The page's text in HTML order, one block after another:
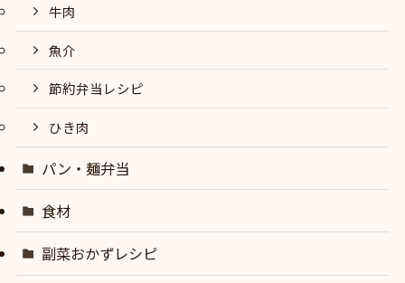
牛肉
魚介
節約弁当レシピ
ひき肉
パン・麺弁当
食材
副菜おかずレシピ